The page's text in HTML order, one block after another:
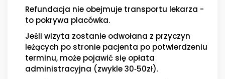
Refundacja nie obejmuje transportu lekarza -
to pokrywa placówka.
Jeśli wizyta zostanie odwołana z przyczyn
leżących po stronie pacjenta po potwierdzeniu
terminu, może pojawić się opłata
administracyjna (zwykle 30‑50zł).